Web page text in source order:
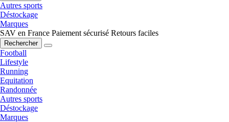
Autres sports
Déstockage
Marques
SAV en France Paiement sécurisé Retours faciles
Rechercher
Football
Lifestyle
Running
Equitation
Randonnée
Autres sports
Déstockage
Marques